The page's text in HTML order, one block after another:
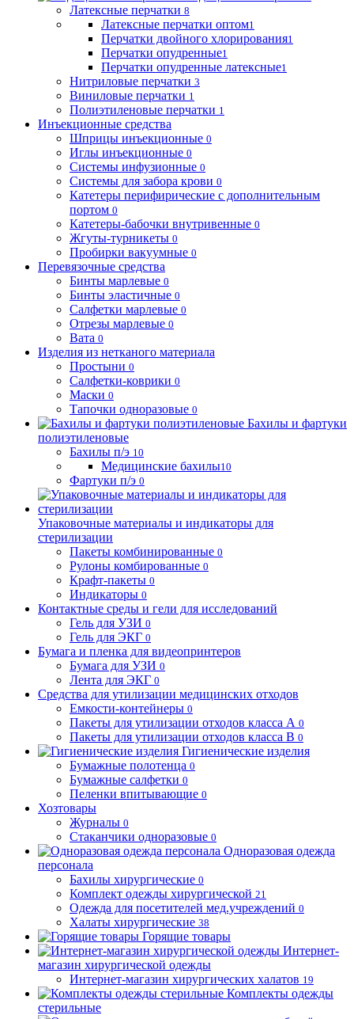
Латексные перчатки 8
Латексные перчатки оптом1
Перчатки двойного хлорирования1
Перчатки опудренные1
Перчатки опудренные латексные1
Нитриловые перчатки 3
Виниловые перчатки 1
Полиэтиленовые перчатки 1
Инъекционные средства
Шприцы инъекционные 0
Иглы инъекционные 0
Системы инфузионные 0
Системы для забора крови 0
Катетеры перифирические с дополнительным
портом 0
Катетеры-бабочки внутривенные 0
Жгуты-турникеты 0
Пробирки вакуумные 0
Перевязочные средства
Бинты марлевые 0
Бинты эластичные 0
Салфетки марлевые 0
Отрезы марлевые 0
Вата 0
Изделия из нетканого материала
Простыни 0
Салфетки-коврики 0
Маски 0
Тапочки одноразовые 0
Бахилы и фартуки
полиэтиленовые
Бахилы п/э 10
Медицинские бахилы10
Фартуки п/э 0
Упаковочные материалы и индикаторы для
стерилизации
Пакеты комбинированные 0
Рулоны комбированные 0
Крафт-пакеты 0
Индикаторы 0
Контактные среды и гели для исследований
Гель для УЗИ 0
Гель для ЭКГ 0
Бумага и пленка для видеопринтеров
Бумага для УЗИ 0
Лента для ЭКГ 0
Средства для утилизации медицинских отходов
Емкости-контейнеры 0
Пакеты для утилизации отходов класса А 0
Пакеты для утилизации отходов класса В 0
Гигиенические изделия
Бумажные полотенца 0
Бумажные салфетки 0
Пеленки впитывающие 0
Хозтовары
Журналы 0
Стаканчики одноразовые 0
Одноразовая одежда
персонала
Бахилы хирургические 0
Комплект одежды хирургической 21
Одежда для посетителей мед.учреждений 0
Халаты хирургические 38
Горящие товары
Интернет-
магазин хирургической одежды
Интернет-магазин хирургических халатов 19
Комплекты одежды
стерильные